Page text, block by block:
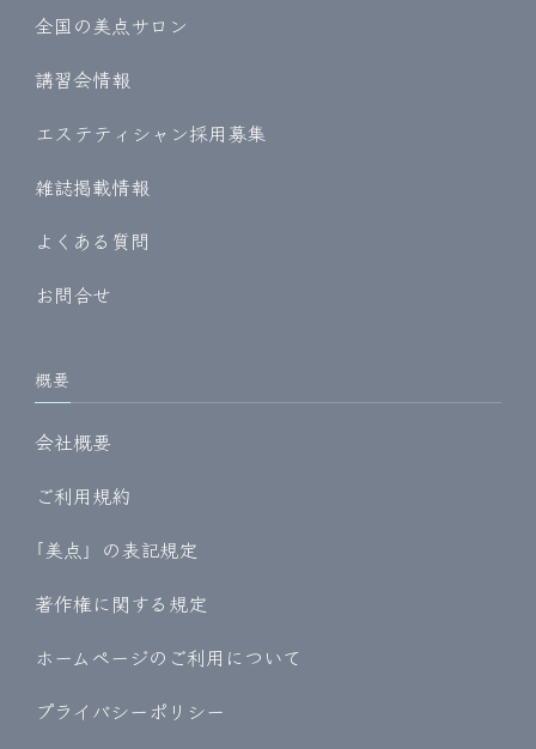
全国の美点サロン
講習会情報
エステティシャン採用募集
雑誌掲載情報
よくある質問
お問合せ
概要
会社概要
ご利用規約
｢美点」の表記規定
著作権に関する規定
ホームページのご利用について
プライバシーポリシー